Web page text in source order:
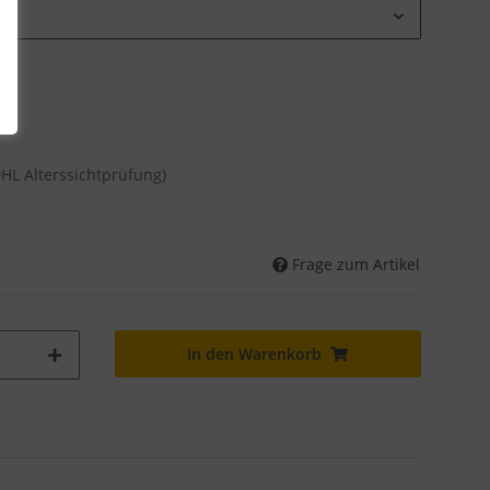
Alterssichtprüfung)
Frage zum Artikel
In den Warenkorb